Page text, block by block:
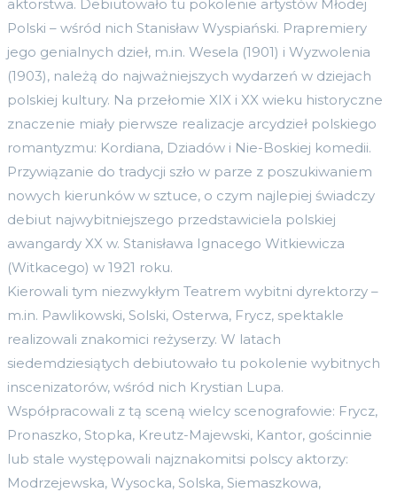
aktorstwa. Debiutowało tu pokolenie artystów Młodej
Polski – wśród nich Stanisław Wyspiański. Prapremiery
jego genialnych dzieł, m.in. Wesela (1901) i Wyzwolenia
(1903), należą do najważniejszych wydarzeń w dziejach
polskiej kultury. Na przełomie XIX i XX wieku historyczne
znaczenie miały pierwsze realizacje arcydzieł polskiego
romantyzmu: Kordiana, Dziadów i Nie-Boskiej komedii.
Przywiązanie do tradycji szło w parze z poszukiwaniem
nowych kierunków w sztuce, o czym najlepiej świadczy
debiut najwybitniejszego przedstawiciela polskiej
awangardy XX w. Stanisława Ignacego Witkiewicza
(Witkacego) w 1921 roku.
Kierowali tym niezwykłym Teatrem wybitni dyrektorzy –
m.in. Pawlikowski, Solski, Osterwa, Frycz, spektakle
realizowali znakomici reżyserzy. W latach
siedemdziesiątych debiutowało tu pokolenie wybitnych
inscenizatorów, wśród nich Krystian Lupa.
Współpracowali z tą sceną wielcy scenografowie: Frycz,
Pronaszko, Stopka, Kreutz-Majewski, Kantor, gościnnie
lub stale występowali najznakomitsi polscy aktorzy:
Modrzejewska, Wysocka, Solska, Siemaszkowa,